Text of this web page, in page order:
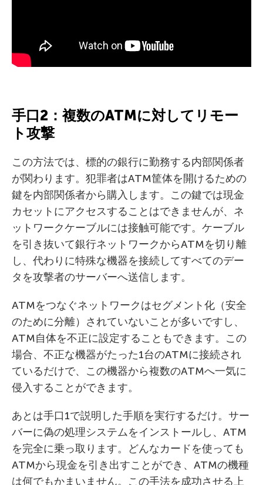
手口2：複数のATMに対してリモー
ト攻撃
この方法では、標的の銀行に勤務する内部関係者
が関わります。犯罪者はATM筐体を開けるための
鍵を内部関係者から購入します。この鍵では現金
カセットにアクセスすることはできませんが、ネ
ットワークケーブルには接触可能です。ケーブル
を引き抜いて銀行ネットワークからATMを切り離
し、代わりに特殊な機器を接続してすべてのデー
タを攻撃者のサーバーへ送信します。
ATMをつなぐネットワークはセグメント化（安全
のために分離）されていないことが多いですし、
ATM自体を不正に設定することもできます。この
場合、不正な機器がたった1台のATMに接続され
ているだけで、この機器から複数のATMへ一気に
侵入することができます。
あとは手口1で説明した手順を実行するだけ。サー
バーに偽の処理システムをインストールし、ATM
を完全に乗っ取ります。どんなカードを使っても
ATMから現金を引き出すことができ、ATMの機種
は何でもかまいません。この手法を成功させる上